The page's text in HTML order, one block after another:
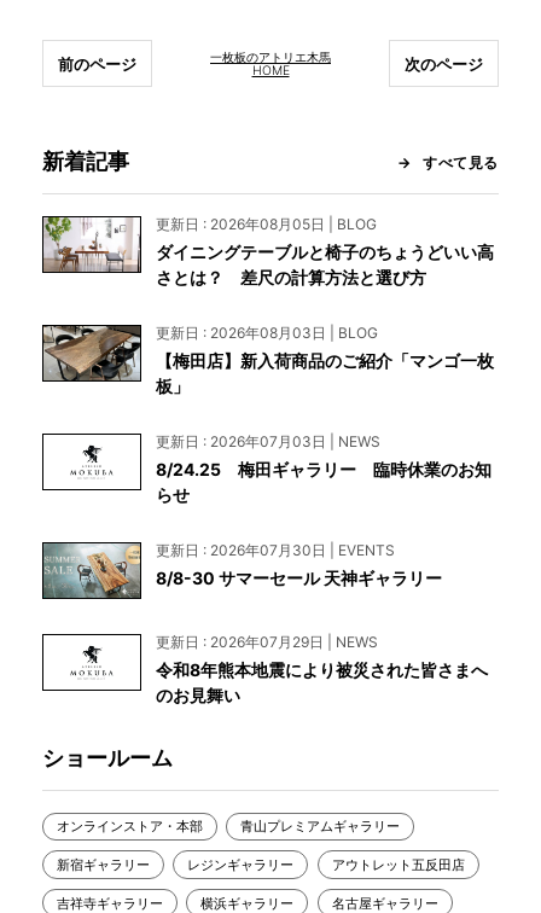
一枚板のアトリエ木馬
HOME
前のページ 次のページ
新着記事 すべて見る
更新日 : 2026年08月05日 | BLOG
ダイニングテーブルと椅子のちょうどいい高
さとは？ 差尺の計算方法と選び方
更新日 : 2026年08月03日 | BLOG
【梅田店】新入荷商品のご紹介「マンゴ一枚
板」
更新日 : 2026年07月03日 | NEWS
8/24.25 梅田ギャラリー 臨時休業のお知
らせ
更新日 : 2026年07月30日 | EVENTS
8/8-30 サマーセール 天神ギャラリー
更新日 : 2026年07月29日 | NEWS
令和8年熊本地震により被災された皆さまへ
のお見舞い
ショールーム
オンラインストア・本部 青山プレミアムギャラリー
新宿ギャラリー レジンギャラリー アウトレット五反田店
吉祥寺ギャラリー 横浜ギャラリー 名古屋ギャラリー